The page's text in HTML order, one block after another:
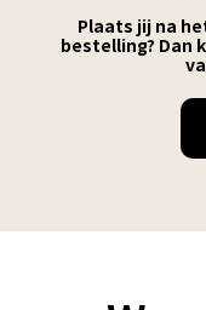
Plaats jij na
bestelling? Dan